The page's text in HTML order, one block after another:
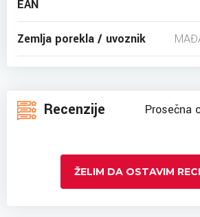
EAN
Zemlja porekla / uvoznik
Recenzije Prosečna
ŽELIM DA OSTAVIM